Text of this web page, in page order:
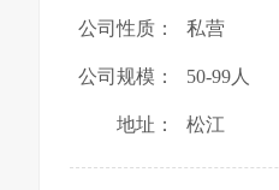
公司性质： 私营
公司规模： 50-99人
地址： 松江